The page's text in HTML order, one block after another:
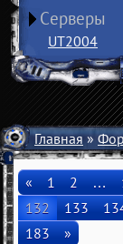
Серверы
UT2004
Главная»
« 1 2 …
132
133
183
»